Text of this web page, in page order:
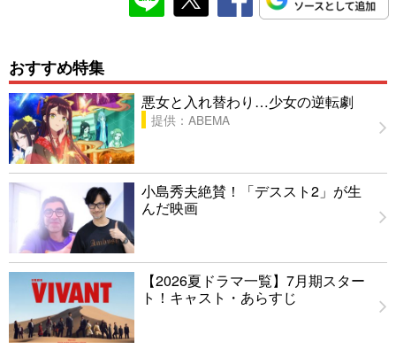
おすすめ特集
悪女と入れ替わり…少女の逆転劇
提供：ABEMA
小島秀夫絶賛！「デススト2」が生
んだ映画
【2026夏ドラマ一覧】7月期スター
ト！キャスト・あらすじ